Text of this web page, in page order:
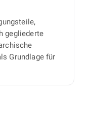
gegliederte
Grundlage für